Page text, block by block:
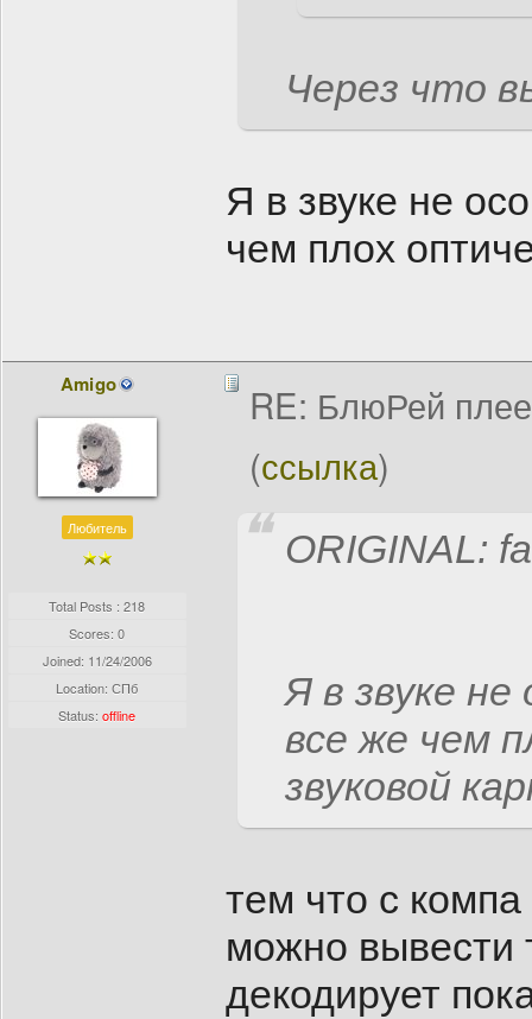
Через что
Я в звуке не
чем плох
Amigo
Любитель
Total Posts : 218
Scores: 0
Joined: 11/24/2006
Location: СПб
Status:offline
RE: БлюРей
(ссылка)
ORIGINAL:
Я в звуке
все же чем
звуковой
тем что с
можно
декодирует